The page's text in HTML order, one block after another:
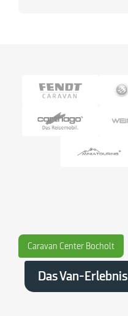
Caravan Center Bocholt
Das Van-Erlebnis